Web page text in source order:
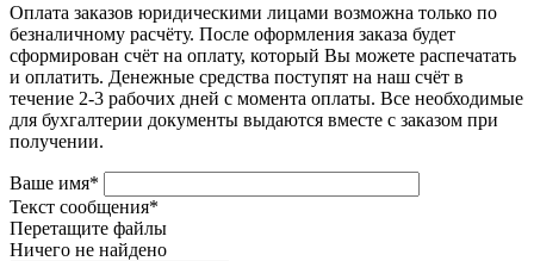
Оплата заказов юридическими лицами возможна только по
безналичному расчёту. После оформления заказа будет
сформирован счёт на оплату, который Вы можете распечатать
и оплатить. Денежные средства поступят на наш счёт в
течение 2-3 рабочих дней с момента оплаты. Все необходимые
для бухгалтерии документы выдаются вместе с заказом при
получении.
Ваше имя*
Текст сообщения*
Перетащите файлы
Ничего не найдено